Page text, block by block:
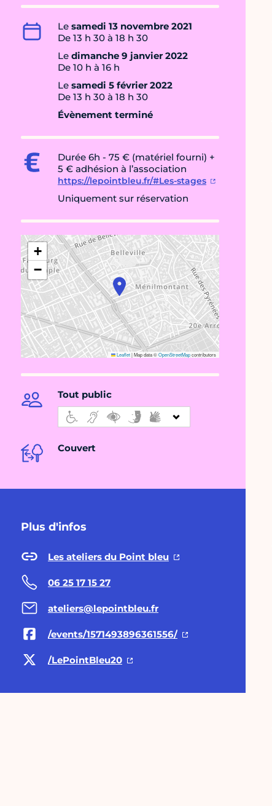
Le samedi 13 novembre 2021
De 13 h 30 à 18 h 30
Le dimanche 9 janvier 2022
De 10 h à 16 h
Le samedi 5 février 2022
De 13 h 30 à 18 h 30
Évènement terminé
Durée 6h - 75 € (matériel fourni) +
5 € adhésion à l’association
https://lepointbleu.fr/#Les-stages
Uniquement sur réservation
+
−
Leaflet|Map data ©OpenStreetMapcontributors
Tout public
Couvert
Plus d'infos
Les ateliers du Point bleu
06 25 17 15 27
ateliers@lepointbleu.fr
/events/1571493896361556/
/LePointBleu20